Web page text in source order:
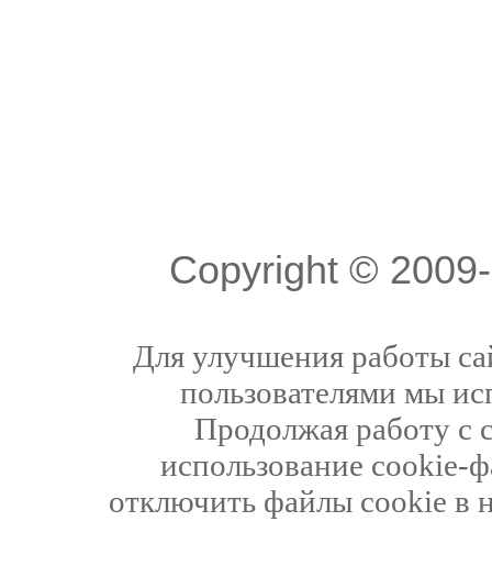
Copyright ©
Для улучшения работы
пользователями мы
Продолжая работу с
использование cookie-
отключить файлы cookie в